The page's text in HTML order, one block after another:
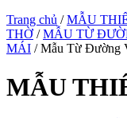
Trang chủ /MẪU
THỜ /MẪU TỪ
MÁI / Mẫu Từ Đường
MẪU